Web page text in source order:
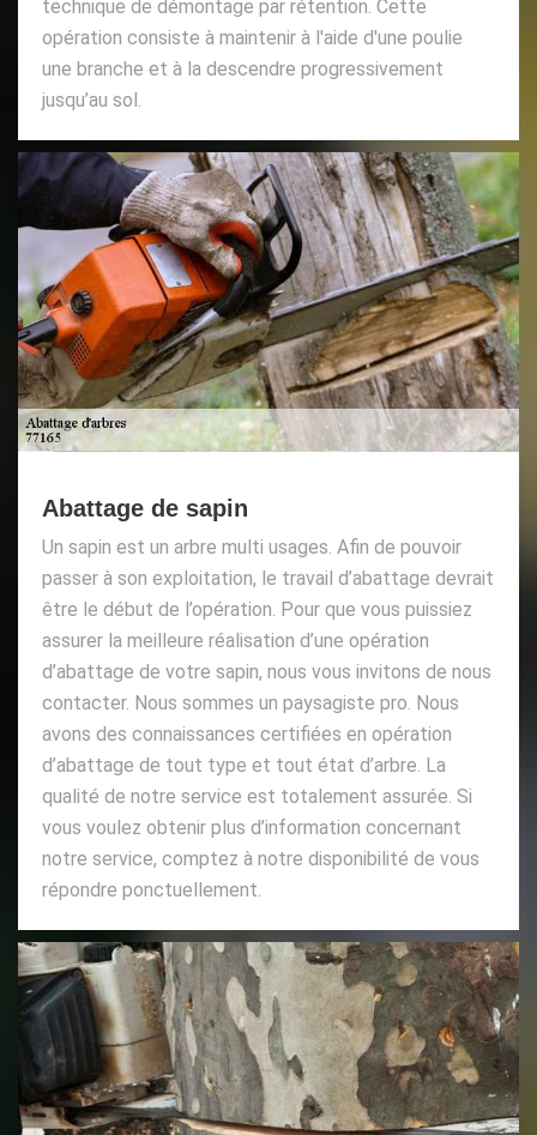
technique de démontage par rétention. Cette
opération consiste à maintenir à l'aide d'une poulie
une branche et à la descendre progressivement
jusqu’au sol.
Abattage de sapin
Un sapin est un arbre multi usages. Afin de pouvoir
passer à son exploitation, le travail d’abattage devrait
être le début de l’opération. Pour que vous puissiez
assurer la meilleure réalisation d’une opération
d’abattage de votre sapin, nous vous invitons de nous
contacter. Nous sommes un paysagiste pro. Nous
avons des connaissances certifiées en opération
d’abattage de tout type et tout état d’arbre. La
qualité de notre service est totalement assurée. Si
vous voulez obtenir plus d’information concernant
notre service, comptez à notre disponibilité de vous
répondre ponctuellement.